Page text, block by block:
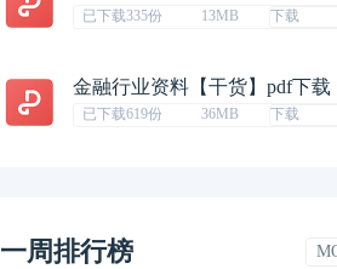
已下载335份 13MB 下载
金融行业资料【干货】pdf下载
已下载619份 36MB 下载
一周排行榜